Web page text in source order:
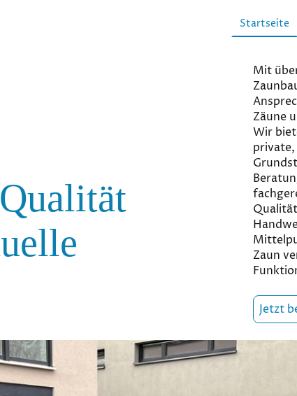
Startseite
Mit
Zäune
Wir
Zaun
Jetzt